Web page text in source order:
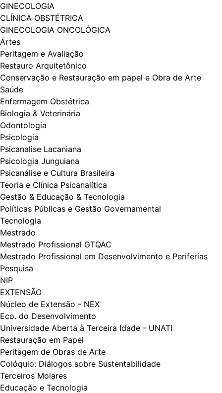
GINECOLOGIA
CLÍNICA OBSTÉTRICA
GINECOLOGIA ONCOLÓGICA
Artes
Peritagem e Avaliação
Restauro Arquitetônico
Conservação e Restauração em papel e Obra de Arte
Saúde
Enfermagem Obstétrica
Biologia & Veterinária
Odontologia
Psicologia
Psicanalise Lacaniana
Psicologia Junguiana
Psicanálise e Cultura Brasileira
Teoria e Clínica Psicanalítica
Gestão & Educação & Tecnologia
Políticas Públicas e Gestão Governamental
Tecnologia
Mestrado
Mestrado Profissional GTQAC
Mestrado Profissional em Desenvolvimento e Periferias
Pesquisa
NIP
EXTENSÃO
Núcleo de Extensão - NEX
Eco. do Desenvolvimento
Universidade Aberta à Terceira Idade - UNATI
Restauração em Papel
Peritagem de Obras de Arte
Colóquio: Diálogos​​ sobre Sustentabilidade
Terceiros Molares
Educação e Tecnologia